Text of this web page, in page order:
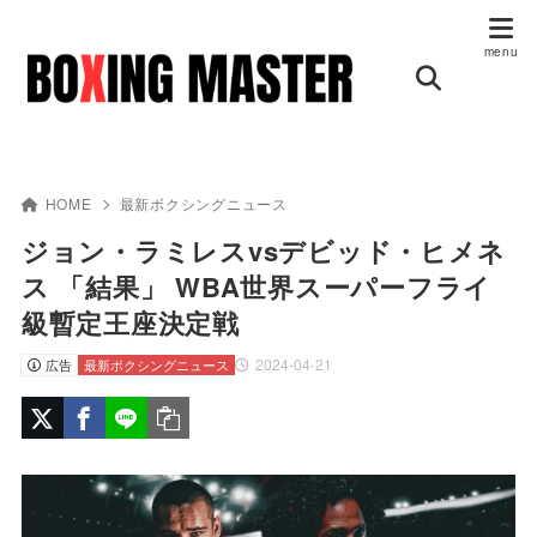
HOME 最新ボクシングニュース
ジョン・ラミレスvsデビッド・ヒメネ
ス 「結果」 WBA世界スーパーフライ
級暫定王座決定戦
広告 2024-04-21
最新ボクシングニュース